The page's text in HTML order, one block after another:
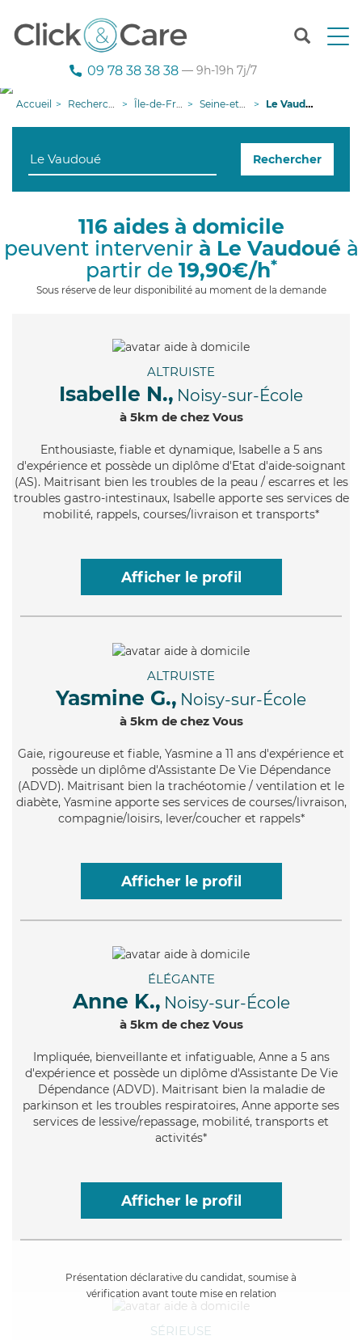
T
n
g
i
09 78 38 38 38 — 9h-19h 7j/7
Accueil Recherche aide à domicile Île-de-France Seine-et-Marne Le Vaudoué
Rechercher
116 aides à domicile
peuvent intervenir à Le Vaudoué à
partir de 19,90€/h*
Sous réserve de leur disponibilité au moment de la demande
ALTRUISTE
Isabelle N., Noisy-sur-École
à 5km de chez Vous
Enthousiaste, fiable et dynamique, Isabelle a 5 ans
d'expérience et possède un diplôme d'Etat d'aide-soignant
(AS). Maitrisant bien les troubles de la peau / escarres et les
troubles gastro-intestinaux, Isabelle apporte ses services de
mobilité, rappels, courses/livraison et transports*
Afficher le profil
ALTRUISTE
Yasmine G., Noisy-sur-École
à 5km de chez Vous
Gaie, rigoureuse et fiable, Yasmine a 11 ans d'expérience et
possède un diplôme d'Assistante De Vie Dépendance
(ADVD). Maitrisant bien la trachéotomie / ventilation et le
diabète, Yasmine apporte ses services de courses/livraison,
compagnie/loisirs, lever/coucher et rappels*
Afficher le profil
ÉLÉGANTE
Anne K., Noisy-sur-École
à 5km de chez Vous
Impliquée, bienveillante et infatiguable, Anne a 5 ans
d'expérience et possède un diplôme d'Assistante De Vie
Dépendance (ADVD). Maitrisant bien la maladie de
parkinson et les troubles respiratoires, Anne apporte ses
services de lessive/repassage, mobilité, transports et
activités*
Afficher le profil
Présentation déclarative du candidat, soumise à
vérification avant toute mise en relation
SÉRIEUSE